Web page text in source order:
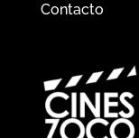
Contacto